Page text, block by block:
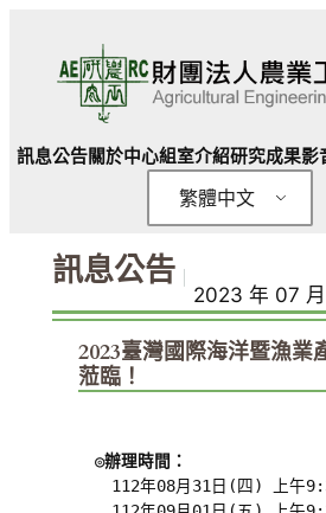
內
訊息公告關於中心組室介紹研究成果影
繁體中文
訊息公告
2023 年 07
2023臺灣國際海洋暨漁業
蒞臨！
◎辦理時間：
112年08月31日(四) 上午